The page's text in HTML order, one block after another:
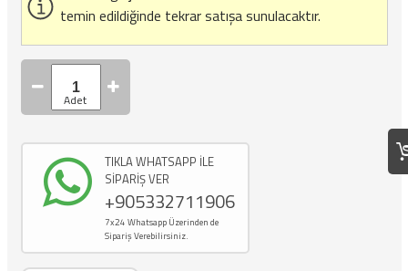
temin edildiğinde tekrar satışa sunulacaktır.
TIKLA WHATSAPP İLE
SİPARİŞ VER
+905332711906
7x24 Whatsapp Üzerinden de
Sipariş Verebilirsiniz.